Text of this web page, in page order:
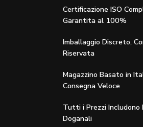
Certificazione ISO
Garantita al 100%
Imballaggio Discreto,
Riservata
Magazzino Basato in
Consegna Veloce
Tutti i Prezzi Includono
Doganali